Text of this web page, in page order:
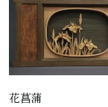
花菖蒲